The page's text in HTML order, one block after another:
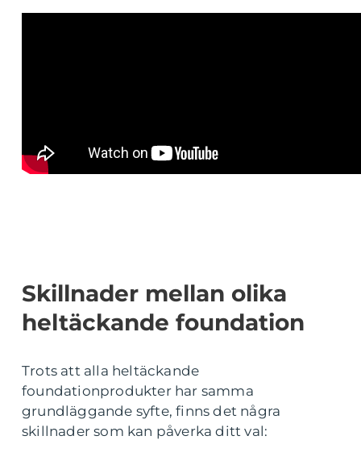
Skillnader mellan olika
heltäckande foundation
Trots att alla heltäckande
foundationprodukter har samma
grundläggande syfte, finns det några
skillnader som kan påverka ditt val: